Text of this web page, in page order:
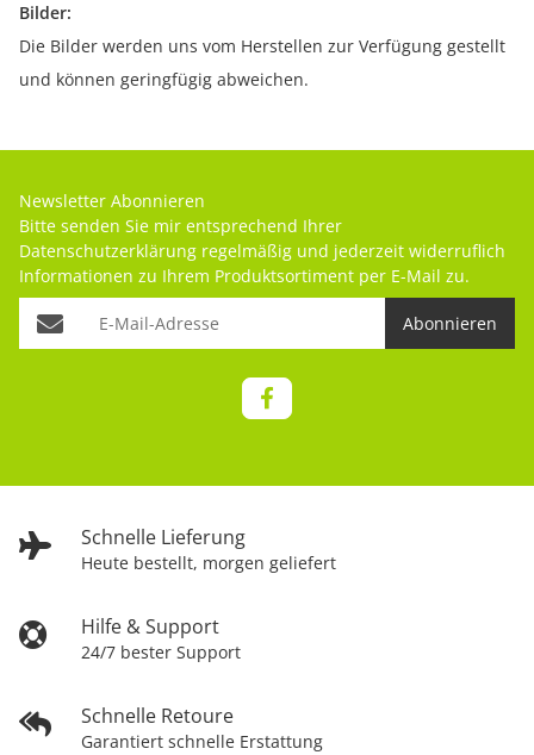
Bilder:
Die Bilder werden uns vom Herstellen zur Verfügung gestellt
und können geringfügig abweichen.
Schnelle Lieferung
Heute bestellt, morgen geliefert
Hilfe & Support
24/7 bester Support
Schnelle Retoure
Garantiert schnelle Erstattung
Newsletter Abonnieren
Bitte senden Sie mir entsprechend Ihrer
Datenschutzerklärung regelmäßig und jederzeit widerruflich
Informationen zu Ihrem Produktsortiment per E-Mail zu.
Abonnieren